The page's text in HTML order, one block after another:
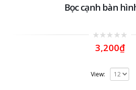
Bọc cạnh bàn
out3,200₫
View: